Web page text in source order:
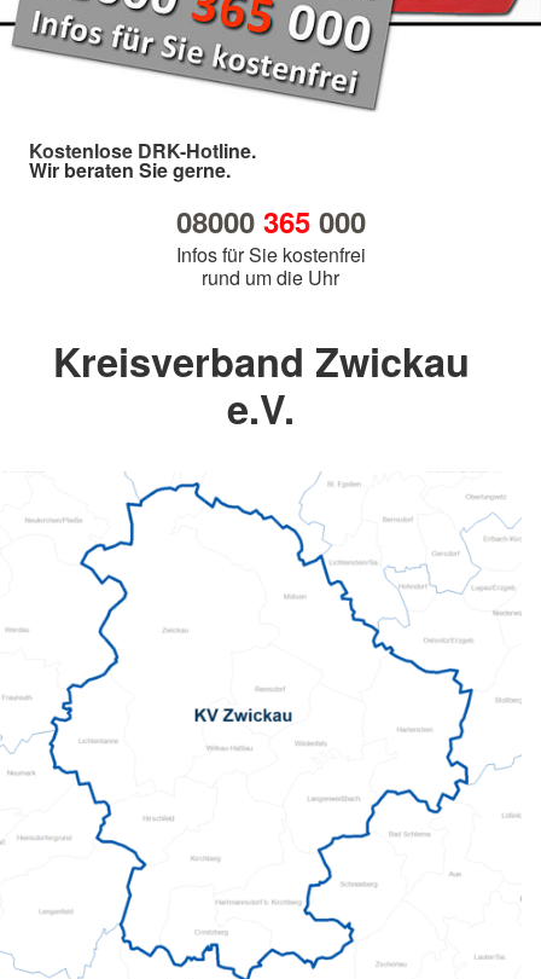
Kostenlose DRK-Hotline.
Wir beraten Sie gerne.
08000 365000
Infos für Sie kostenfrei
rund um die Uhr
Kreisverband Zwickau
e.V.